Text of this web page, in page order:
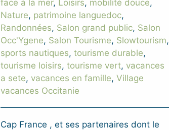
face à la mer, Loisirs, mobilité douce,
Nature, patrimoine languedoc,
Randonnées, Salon grand public, Salon
Occ'Ygene, Salon Tourisme, Slowtourism,
sports nautiques, tourisme durable,
tourisme loisirs, tourisme vert, vacances
a sete, vacances en famille, Village
vacances Occitanie
Cap France , et ses partenaires dont le